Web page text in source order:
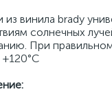
из винила brady
солнечных
При